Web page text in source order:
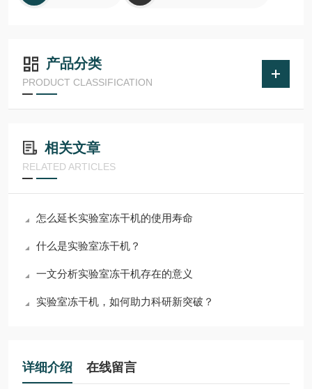
产品分类
PRODUCT CLASSIFICATION
相关文章
RELATED ARTICLES
怎么延长实验室冻干机的使用寿命
什么是实验室冻干机？
一文分析实验室冻干机存在的意义
实验室冻干机，如何助力科研新突破？
详细介绍 在线留言